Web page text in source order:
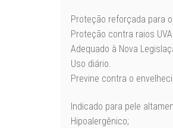
Proteção reforçada para
Proteção contra raios UVA
Adequado à Nova
Uso diário.
Previne contra o
Indicado para pele
Hipoalergênico;